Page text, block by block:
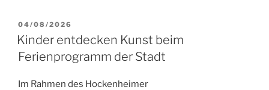
VERÖFFENTLICHT
AM
04/08/2026
Kinder entdecken Kunst beim
Ferienprogramm der Stadt
Im Rahmen des Hockenheimer